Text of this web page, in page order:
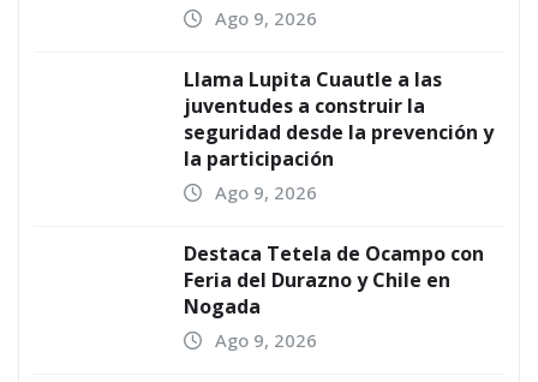
Ago 9, 2026
Llama Lupita Cuautle a las
juventudes a construir la
seguridad desde la prevención y
la participación
Ago 9, 2026
Destaca Tetela de Ocampo con
Feria del Durazno y Chile en
Nogada
Ago 9, 2026